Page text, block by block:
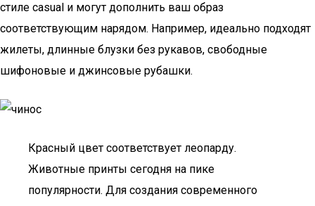
стиле casual и могут дополнить ваш образ
соответствующим нарядом. Например, идеально подходят
жилеты, длинные блузки без рукавов, свободные
шифоновые и джинсовые рубашки.
Красный цвет соответствует леопарду.
Животные принты сегодня на пике
популярности. Для создания современного